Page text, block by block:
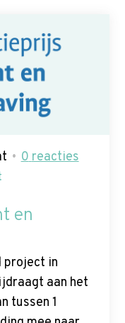
0reacties
en
project in
aan het
tussen 1